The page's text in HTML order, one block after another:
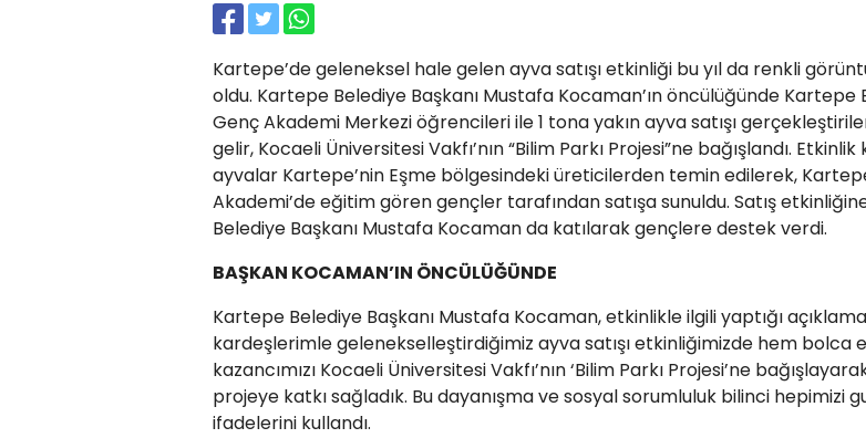
Kartepe’de geleneksel hale gelen ayva satışı etkinliği bu yıl da renkli
oldu. Kartepe Belediye Başkanı Mustafa Kocaman’ın öncülüğünde Kartepe
Genç Akademi Merkezi öğrencileri ile 1 tona yakın ayva satışı
gelir, Kocaeli Üniversitesi Vakfı’nın “Bilim Parkı Projesi”ne bağışlandı.
ayvalar Kartepe’nin Eşme bölgesindeki üreticilerden temin edilerek,
Akademi’de eğitim gören gençler tarafından satışa sunuldu. Satış
Belediye Başkanı Mustafa Kocaman da katılarak gençlere destek verdi.
BAŞKAN KOCAMAN’IN ÖNCÜLÜĞÜNDE
Kartepe Belediye Başkanı Mustafa Kocaman, etkinlikle ilgili yaptığı
kardeşlerimle gelenekselleştirdiğimiz ayva satışı etkinliğimizde hem bolca
kazancımızı Kocaeli Üniversitesi Vakfı’nın ‘Bilim Parkı Projesi’ne
projeye katkı sağladık. Bu dayanışma ve sosyal sorumluluk bilinci hepimizi
ifadelerini kullandı.